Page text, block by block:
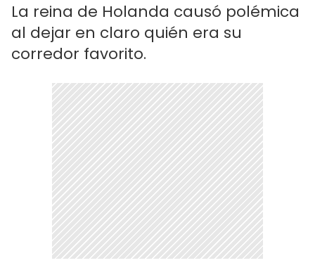
La reina de Holanda causó polémica
al dejar en claro quién era su
corredor favorito.